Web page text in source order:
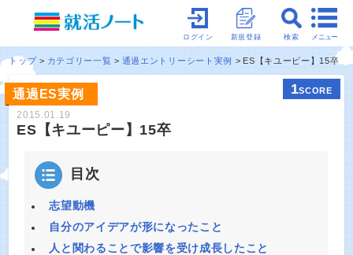
メニュー
検索
新規登録
ログイン
トップ カテゴリー一覧 通過エントリーシート実例 ES【キユーピー】15卒
通過ES実例 1SCORE
2015.01.19
ES【キユーピー】15卒
目次
志望動機
自分のアイデアが形になったこと
人と関わることで影響を受け成長したこと